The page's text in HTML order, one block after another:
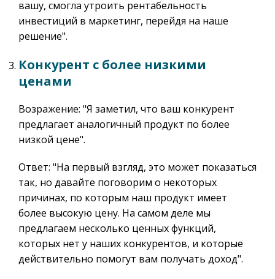
вашу, смогла утроить рентабельность
инвестиций в маркетинг, перейдя на наше
решение".
Конкурент с более низкими
ценами
Возражение: "Я заметил, что ваш конкурент
предлагает аналогичный продукт по более
низкой цене".
Ответ: "На первый взгляд, это может показаться
так, но давайте поговорим о некоторых
причинах, по которым наш продукт имеет
более высокую цену. На самом деле мы
предлагаем несколько ценных функций,
которых нет у наших конкурентов, и которые
действительно помогут вам получать доход".